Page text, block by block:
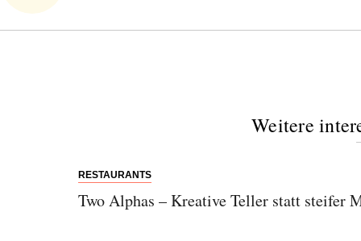
Weitere
RESTAURANTS
Two Alphas – Kreative Teller statt steifer